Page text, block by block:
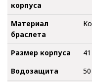
корпуса
Материал
браслета
Размер корпуса
Водозащита